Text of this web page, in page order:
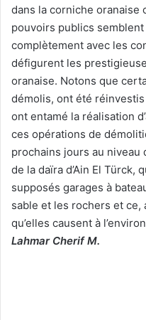
dans la corniche oranaise
pouvoirs publics
complètement avec les
défigurent les
oranaise. Notons que
démolis, ont été
ont entamé la réalisation
ces opérations de
prochains jours au niveau
de la daïra d’Ain El Türck,
supposés garages à
sable et les rochers et ce,
qu’elles causent à
Lahmar Cherif M.